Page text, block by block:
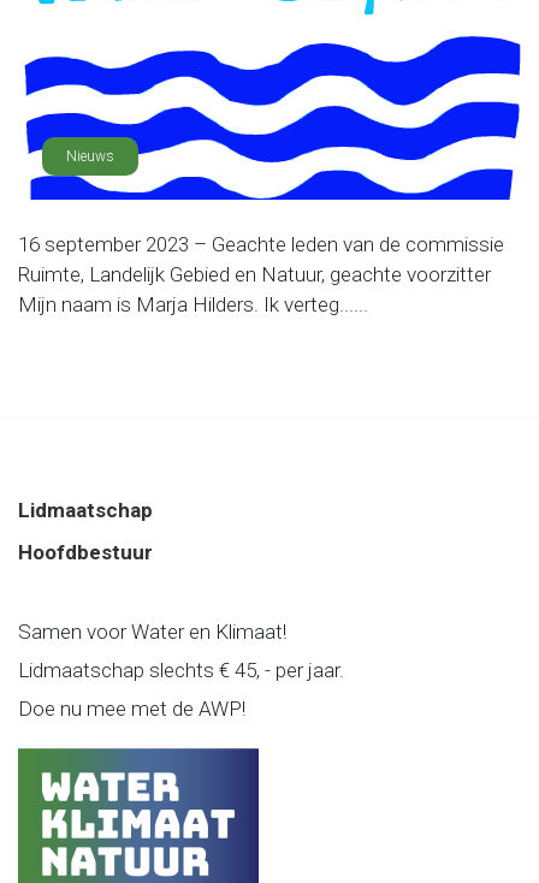
Nieuws
16 september 2023 – Geachte leden van de commissie
Ruimte, Landelijk Gebied en Natuur, geachte voorzitter
Mijn naam is Marja Hilders. Ik verteg......
Lidmaatschap
Hoofdbestuur
Samen voor Water en Klimaat!
Lidmaatschap slechts € 45, - per jaar.
Doe nu mee met de AWP!